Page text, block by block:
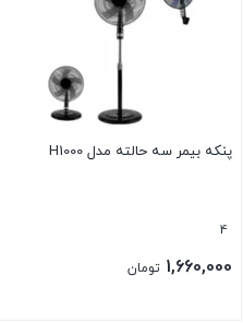
پنکه بیمر سه حالته مدل H1000
4
1,660,000 تومان